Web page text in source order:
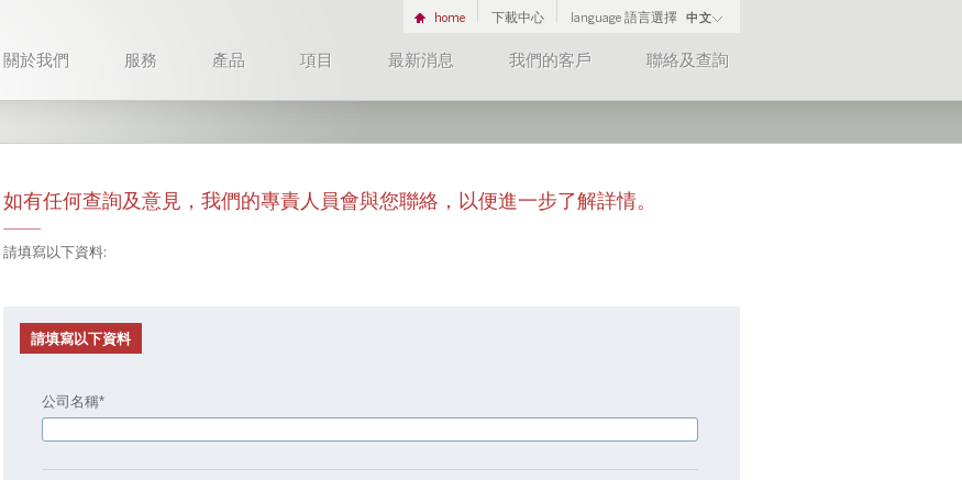
home 下載中心 language 語言選擇 中文
關於我們 服務 產品 項目 最新消息 我們的客戶 聯絡及查詢
如有任何查詢及意見，我們的專責人員會與您聯絡，以便進一步了解詳情。
請填寫以下資料:
請填寫以下資料
公司名稱*